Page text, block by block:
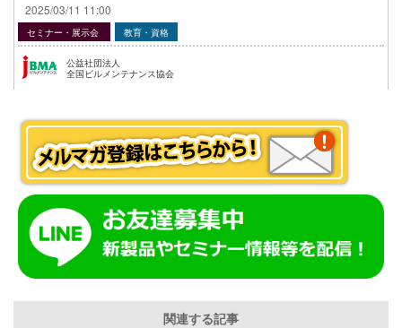
2025/03/11 11:00
セミナー・展示会 教育・資格
公益社団法人
全国ビルメンテナンス協会
関連する記事